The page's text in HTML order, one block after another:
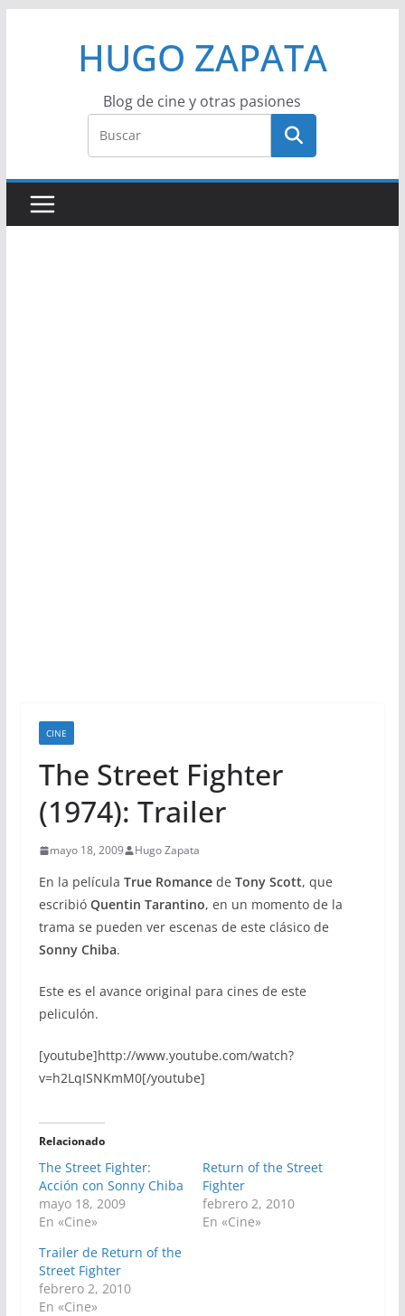
HUGO ZAPATA
Blog de cine y otras pasiones
CINE
The Street Fighter
(1974): Trailer
mayo 18, 2009 Hugo Zapata
En la película True Romancede Tony Scott, que
escribióQuentin Tarantino, en un momento de la
trama se pueden ver escenas de este clásico de
Sonny Chiba.
Este es el avance original para cines de este
peliculón.
[youtube]http://www.youtube.com/watch?
v=h2LqISNKmM0[/youtube]
Relacionado
The Street Fighter:
Acción con Sonny Chiba
mayo 18, 2009
En «Cine»
Return of the Street
Fighter
febrero 2, 2010
En «Cine»
Trailer de Return of the
Street Fighter
febrero 2, 2010
En «Cine»